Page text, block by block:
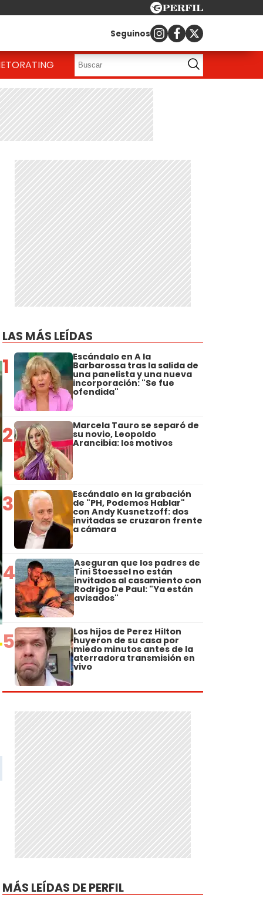
Seguinos
RATING
LAS MÁS LEÍDAS
1 Escándalo en A la
Barbarossa tras la salida de
una panelista y una nueva
incorporación: "Se fue
ofendida"
2 Marcela Tauro se separó de
su novio, Leopoldo
Arancibia: los motivos
3 Escándalo en la grabación
de "PH, Podemos Hablar"
con Andy Kusnetzoff: dos
invitadas se cruzaron frente
a cámara
4 Aseguran que los padres de
Tini Stoessel no están
invitados al casamiento con
Rodrigo De Paul: "Ya están
avisados"
5 Los hijos de Perez Hilton
huyeron de su casa por
miedo minutos antes de la
aterradora transmisión en
vivo
MÁS LEÍDAS DE PERFIL